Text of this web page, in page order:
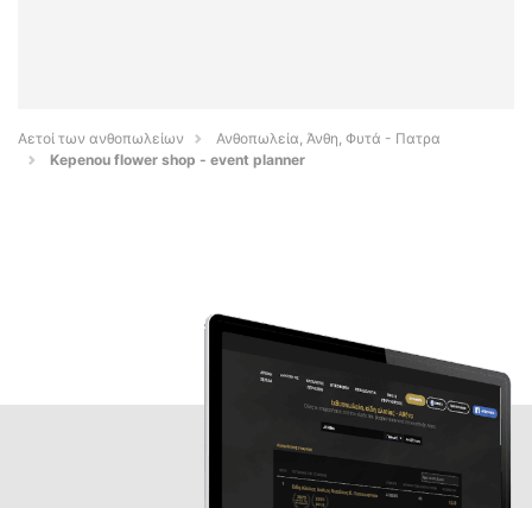
Αετοί των ανθοπωλείων
Ανθοπωλεία, Άνθη, Φυτά - Πατρα
Kepenou flower shop - event planner